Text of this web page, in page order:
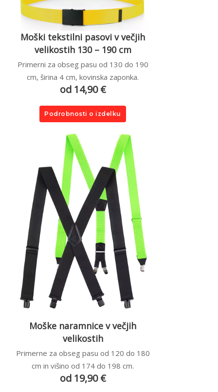
Moški tekstilni pasovi v večjih
velikostih 130 – 190 cm
Primerni za obseg pasu od 130 do 190
cm, širina 4 cm, kovinska zaponka.
od 14,90 €
Podrobnosti o izdelku
Moške naramnice v večjih
velikostih
Primerne za obseg pasu od 120 do 180
cm in višino od 174 do 198 cm.
od 19,90 €